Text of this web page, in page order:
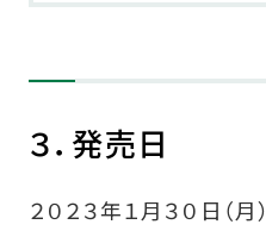
３．発売日
２０２３年１月３０日（月）